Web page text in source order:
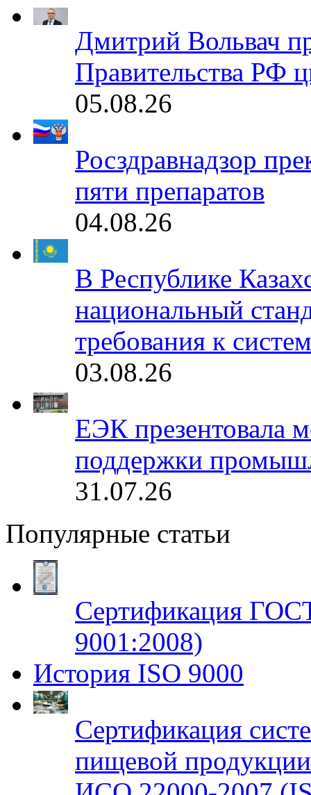
Дмитрий Вольвач
Правительства РФ
05.08.26
Росздравнадзор
пяти препаратов
04.08.26
В Республике
национальный
требования к
03.08.26
ЕЭК презентовала
поддержки
31.07.26
Популярные статьи
Сертификация
9001:2008)
История ISO 9000
Сертификация
пищевой